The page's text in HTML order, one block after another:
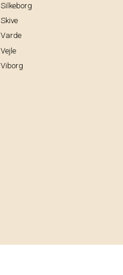
Silkeborg
Skive
Varde
Vejle
Viborg